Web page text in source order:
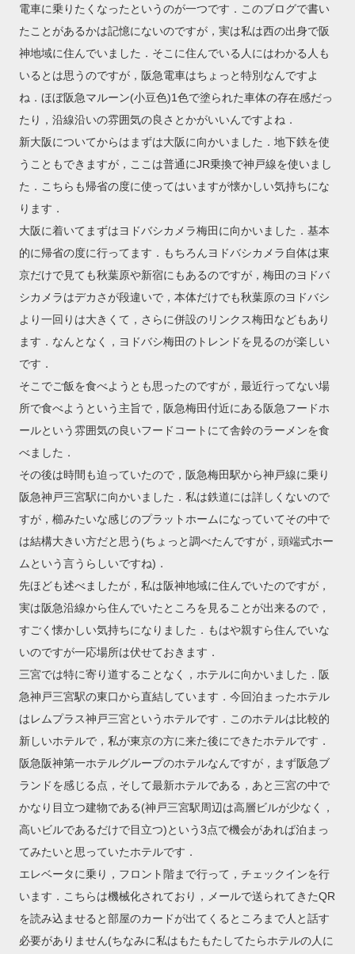
電車に乗りたくなったというのが一つです．このブログで書い
たことがあるかは記憶にないのですが，実は私は西の出身で阪
神地域に住んでいました．そこに住んでいる人にはわかる人も
いるとは思うのですが，阪急電車はちょっと特別なんですよ
ね．ほぼ阪急マルーン(小豆色)1色で塗られた車体の存在感だっ
たり，沿線沿いの雰囲気の良さとかがいいんですよね．
新大阪についてからはまずは大阪に向かいました．地下鉄を使
うこともできますが，ここは普通にJR乗換で神戸線を使いまし
た．こちらも帰省の度に使ってはいますが懐かしい気持ちにな
ります．
大阪に着いてまずはヨドバシカメラ梅田に向かいました．基本
的に帰省の度に行ってます．もちろんヨドバシカメラ自体は東
京だけで見ても秋葉原や新宿にもあるのですが，梅田のヨドバ
シカメラはデカさが段違いで，本体だけでも秋葉原のヨドバシ
より一回りは大きくて，さらに併設のリンクス梅田などもあり
ます．なんとなく，ヨドバシ梅田のトレンドを見るのが楽しい
です．
そこでご飯を食べようとも思ったのですが，最近行ってない場
所で食べようという主旨で，阪急梅田付近にある阪急フードホ
ールという雰囲気の良いフードコートにて舎鈴のラーメンを食
べました．
その後は時間も迫っていたので，阪急梅田駅から神戸線に乗り
阪急神戸三宮駅に向かいました．私は鉄道には詳しくないので
すが，櫛みたいな感じのプラットホームになっていてその中で
は結構大きい方だと思う(ちょっと調べたんですが，頭端式ホー
ムという言うらしいですね)．
先ほども述べましたが，私は阪神地域に住んでいたのですが，
実は阪急沿線から住んでいたところを見ることが出来るので，
すごく懐かしい気持ちになりました．もはや親すら住んでいな
いのですが一応場所は伏せておきます．
三宮では特に寄り道することなく，ホテルに向かいました．阪
急神戸三宮駅の東口から直結しています．今回泊まったホテル
はレムプラス神戸三宮というホテルです．このホテルは比較的
新しいホテルで，私が東京の方に来た後にできたホテルです．
阪急阪神第一ホテルグループのホテルなんですが，まず阪急ブ
ランドを感じる点，そして最新ホテルである，あと三宮の中で
かなり目立つ建物である(神戸三宮駅周辺は高層ビルが少なく，
高いビルであるだけで目立つ)という3点で機会があれば泊まっ
てみたいと思っていたホテルです．
エレベータに乗り，フロント階まで行って，チェックインを行
います．こちらは機械化されており，メールで送られてきたQR
を読み込ませると部屋のカードが出てくるところまで人と話す
必要がありません(ちなみに私はもたもたしてたらホテルの人に